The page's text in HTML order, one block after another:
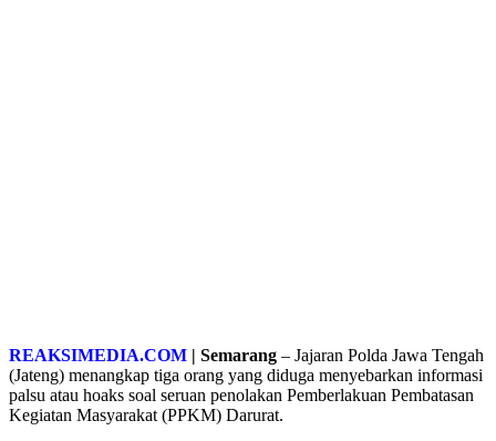
REAKSIMEDIA.COM | Semarang – Jajaran Polda Jawa Tengah
(Jateng) menangkap tiga orang yang diduga menyebarkan informasi
palsu atau hoaks soal seruan penolakan Pemberlakuan Pembatasan
Kegiatan Masyarakat (PPKM) Darurat.